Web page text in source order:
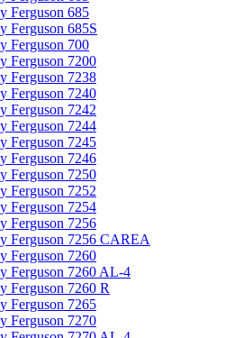
Ferguson 685
Ferguson 685S
Ferguson 700
Ferguson 7200
Ferguson 7238
Ferguson 7240
Ferguson 7242
Ferguson 7244
Ferguson 7245
Ferguson 7246
Ferguson 7250
Ferguson 7252
Ferguson 7254
Ferguson 7256
Ferguson 7256 CAREA
Ferguson 7260
Ferguson 7260 AL-4
Ferguson 7260 R
Ferguson 7265
Ferguson 7270